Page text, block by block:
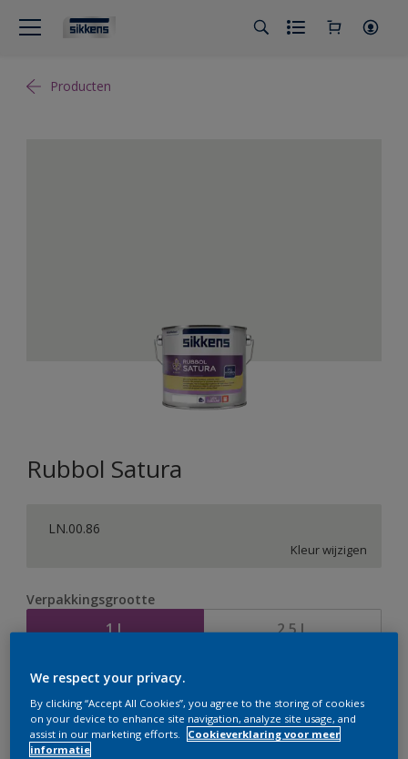
Producten
Rubbol Satura
LN.00.86
Kleur wijzigen
Verpakkingsgrootte
1 L 2,5 L
Aantal Verfcalculator
Bereken
We respect your privacy.
By clicking “Accept All Cookies”, you agree to the storing of cookies
on your device to enhance site navigation, analyze site usage, and
assist in our marketing efforts.
Cookieverklaring voor meer
informatie